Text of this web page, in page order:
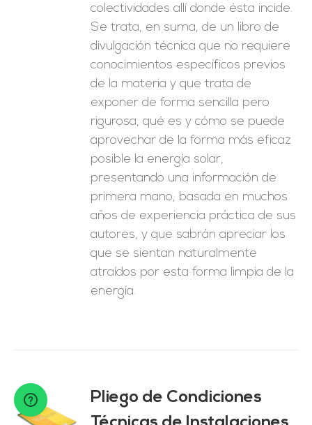
colectividades allí donde ésta incide.
Se trata, en suma, de un libro de
divulgación técnica que no requiere
conocimientos específicos previos
de la materia y que trata de
exponer de forma sencilla pero
rigurosa, qué es y cómo se puede
aprovechar de la forma más eficaz
posible la energía solar,
presentando una información de
primera mano, basada en muchos
años de experiencia práctica de sus
autores, y que sabrán apreciar los
que se sientan naturalmente
atraídos por esta forma limpia de la
energía.
Pliego de Condiciones